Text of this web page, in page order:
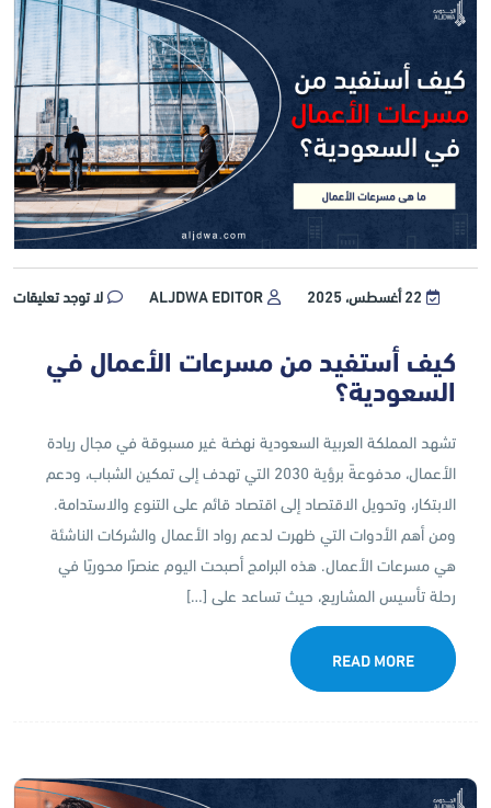
22 أغسطس، 2025 ALJDWA EDITOR لا توجد تعليقات
كيف أستفيد من مسرعات الأعمال في
السعودية؟
تشهد المملكة العربية السعودية نهضة غير مسبوقة في مجال ريادة
الأعمال، مدفوعةً برؤية 2030 التي تهدف إلى تمكين الشباب، ودعم
الابتكار، وتحويل الاقتصاد إلى اقتصاد قائم على التنوع والاستدامة.
ومن أهم الأدوات التي ظهرت لدعم رواد الأعمال والشركات الناشئة
هي مسرعات الأعمال. هذه البرامج أصبحت اليوم عنصرًا محوريًا في
رحلة تأسيس المشاريع، حيث تساعد على […]
READ MORE